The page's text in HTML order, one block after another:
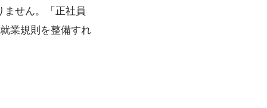
ません。「正社員
業規則を整備すれ